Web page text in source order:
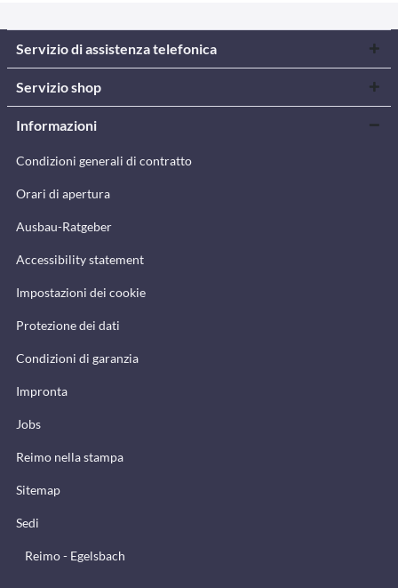
Servizio di assistenza telefonica
Servizio shop
Informazioni
Condizioni generali di contratto
Orari di apertura
Ausbau-Ratgeber
Accessibility statement
Impostazioni dei cookie
Protezione dei dati
Condizioni di garanzia
Impronta
Jobs
Reimo nella stampa
Sitemap
Sedi
Reimo - Egelsbach